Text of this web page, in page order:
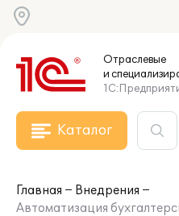
Отраслевые
и
Каталог
Главная
Внедрения
Автоматизация